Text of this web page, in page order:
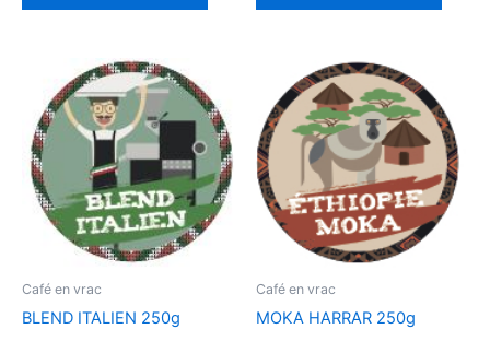
Café en vrac
BLEND ITALIEN 250g
Café en vrac
MOKA HARRAR 250g